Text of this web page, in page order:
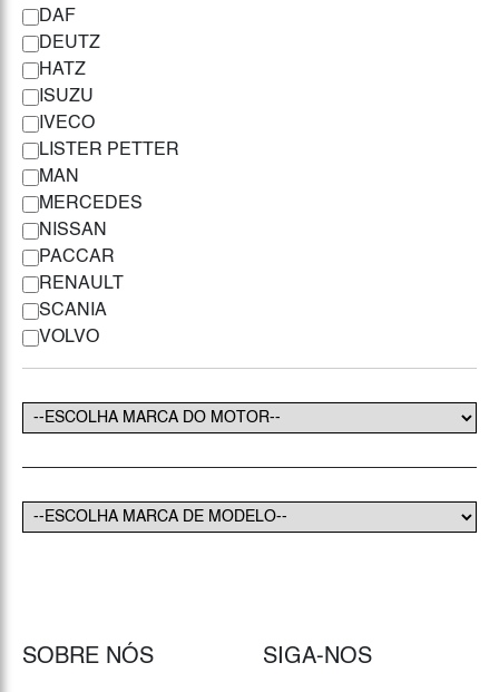
DAF
DEUTZ
HATZ
ISUZU
IVECO
LISTER PETTER
MAN
MERCEDES
NISSAN
PACCAR
RENAULT
SCANIA
VOLVO
SOBRE NÓS SIGA-NOS